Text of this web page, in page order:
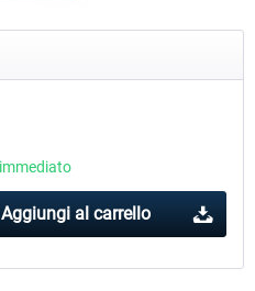
iFly Jets-The 737NG for
Aggiungi al carrello